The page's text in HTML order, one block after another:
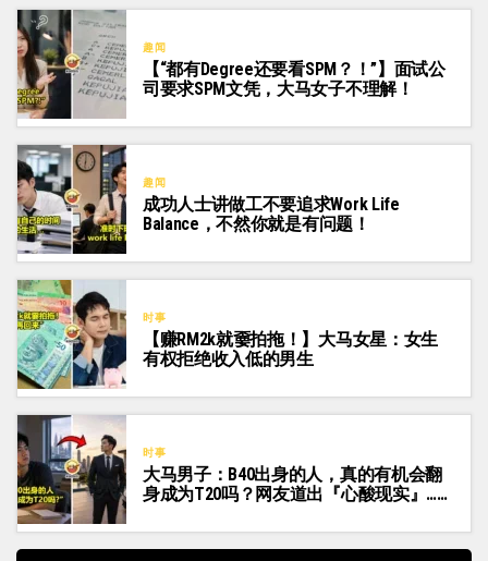
趣闻
【“都有Degree还要看SPM？！”】面试公
司要求SPM文凭，大马女子不理解！
趣闻
成功人士讲做工不要追求work Life
Balance，不然你就是有问题！
时事
【赚RM2k就嫑拍拖！】大马女星：女生
有权拒绝收入低的男生
时事
大马男子：B40出身的人，真的有机会翻
身成为T20吗？网友道出『心酸现实』……